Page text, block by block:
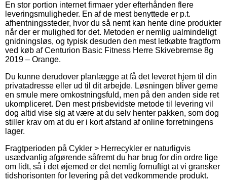
En stor portion internet firmaer yder efterhånden flere
leveringsmuligheder. En af de mest benyttede er p.t.
afhentningssteder, hvor du så nemt kan hente dine produkter
når der er mulighed for det. Metoden er nemlig ualmindeligt
gnidningsløs, og typisk desuden den mest letkøbte fragtform
ved køb af Centurion Basic Fitness Herre Skivebremse 8g
2019 – Orange.
Du kunne derudover planlægge at få det leveret hjem til din
privatadresse eller ud til dit arbejde. Løsningen bliver gerne
en smule mere omkostningsfuld, men på den anden side ret
ukompliceret. Den mest prisbevidste metode til levering vil
dog altid vise sig at være at du selv henter pakken, som dog
stiller krav om at du er i kort afstand af online forretningens
lager.
Fragtperioden på Cykler > Herrecykler er naturligvis
usædvanlig afgørende såfremt du har brug for din ordre lige
om lidt, så i det øjemed er det nemlig fornuftigt at vi gransker
tidshorisonten for levering på det vedkommende produkt.